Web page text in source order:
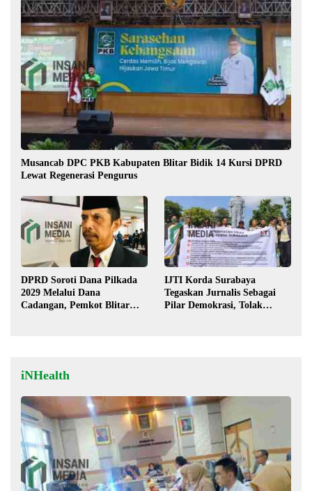
Musancab DPC PKB Kabupaten Blitar Bidik 14 Kursi DPRD
Lewat Regenerasi Pengurus
DPRD Soroti Dana Pilkada
2029 Melalui Dana
Cadangan, Pemkot Blitar
IJTI Korda Surabaya
Tegaskan Jurnalis Sebagai
Pilar Demokrasi, Tolak
iNHealth